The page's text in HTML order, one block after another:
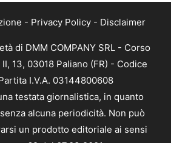
- Privacy Policy - Disclaimer
di DMM COMPANY SRL - Corso
13, 03018 Paliano (FR) - Codice
I.V.A. 03144800608
testata giornalistica, in quanto
alcuna periodicità. Non può
un prodotto editoriale ai sensi